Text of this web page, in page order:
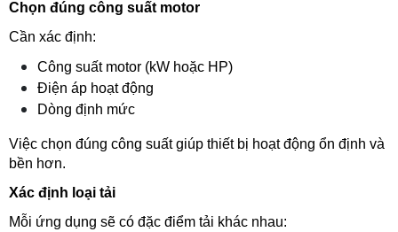
Chọn đúng công suất motor
Cần xác định:
Công suất motor (kW hoặc HP)
Điện áp hoạt động
Dòng định mức
Việc chọn đúng công suất giúp thiết bị hoạt động ổn định và
bền hơn.
Xác định loại tải
Mỗi ứng dụng sẽ có đặc điểm tải khác nhau: